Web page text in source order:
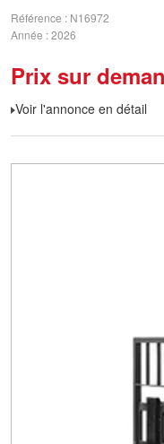
Référence
N16972
Année 2026
Prix sur
Voir l'annonce en détail